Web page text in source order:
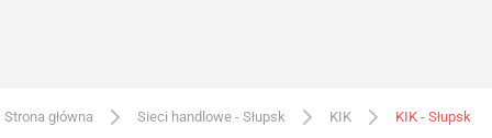
Strona główna Sieci handlowe - Słupsk KIK KIK - Słupsk